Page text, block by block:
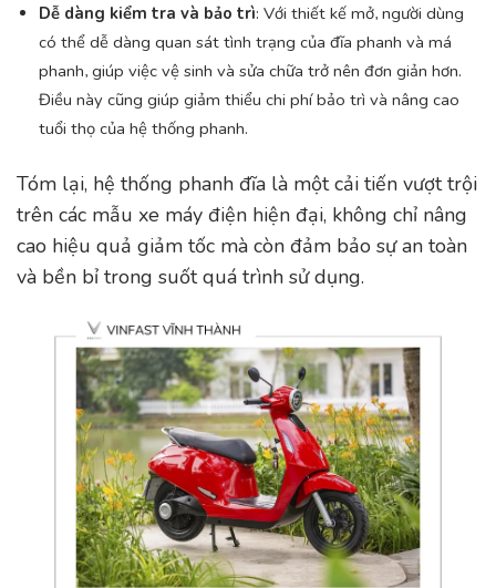
Dễ dàng kiểm tra và bảo trì: Với thiết kế mở, người dùng
có thể dễ dàng quan sát tình trạng của đĩa phanh và má
phanh, giúp việc vệ sinh và sửa chữa trở nên đơn giản hơn.
Điều này cũng giúp giảm thiểu chi phí bảo trì và nâng cao
tuổi thọ của hệ thống phanh.
Tóm lại, hệ thống phanh đĩa là một cải tiến vượt trội
trên các mẫu xe máy điện hiện đại, không chỉ nâng
cao hiệu quả giảm tốc mà còn đảm bảo sự an toàn
và bền bỉ trong suốt quá trình sử dụng.